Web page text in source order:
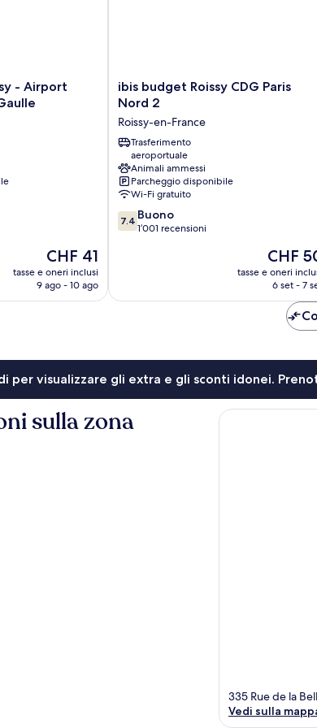
- Airport
Il
prezzo
attuale
CHF 41
tasse e oneri inclusi
9 ago - 10 ago
ibis
budget
CDG
Paris
Nord
2
Roissy-
en-
France
ibis budget Roissy CDG Paris
Nord 2
Roissy-en-France
Trasferimento
aeroportuale
Animali ammessi
Parcheggio disponibile
Wi-Fi gratuito
7.4
su
7.4 Buono
1’001 recensioni
Il
prezzo
attuale
CHF 50
CHF
tasse e oneri
6 set - 7
per visualizzare gli extra e gli sconti idonei.
sulla zona
335 Rue de la
Vedi sulla